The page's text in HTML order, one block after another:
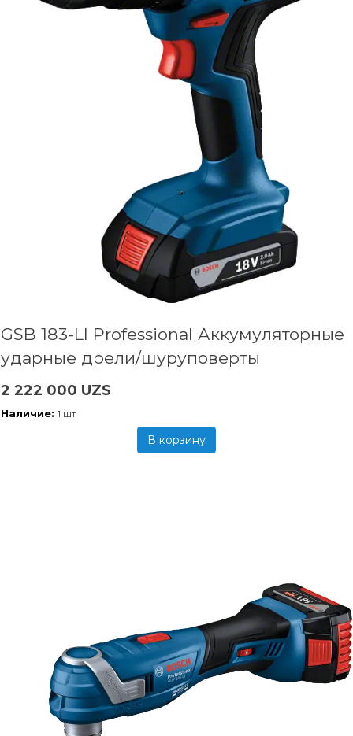
GSB 183-LI Professional Аккумуляторные
ударные дрели/шуруповерты
2 222 000 UZS
Наличие: 1 шт
В корзину